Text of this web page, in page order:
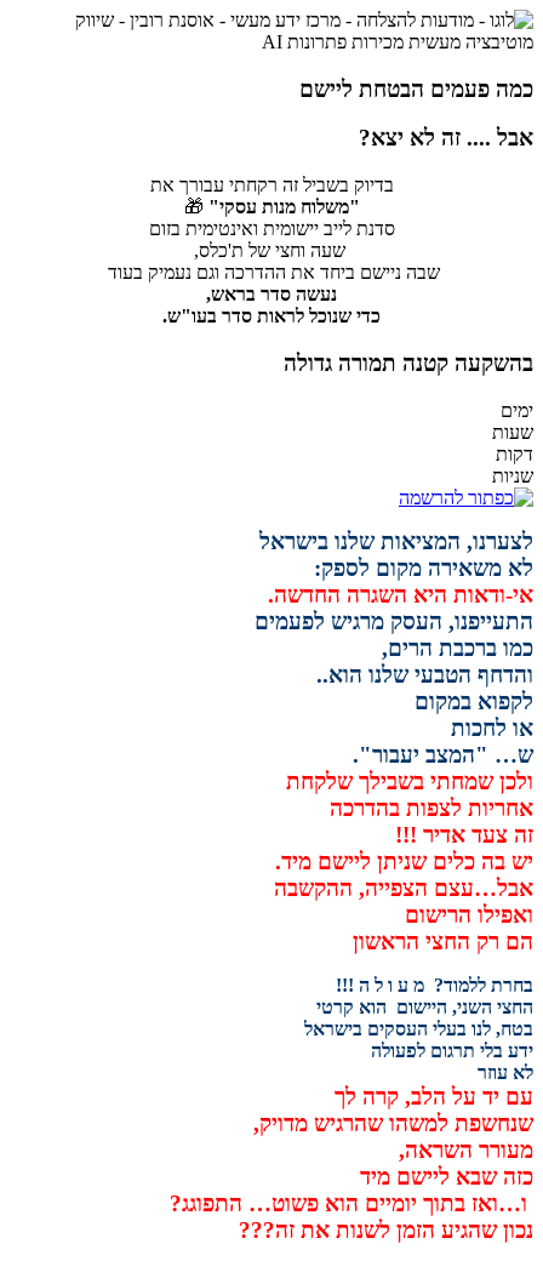
כמה פעמים הבטחת ליישם
אבל .... זה לא יצא?
בדיוק בשביל זה רקחתי עבורך את
"משלוח מנות עסקי" 🎁
סדנת לייב יישומית ואינטימית בזום
שעה וחצי של ת'כלס,
שבה ניישם ביחד את ההדרכה וגם נעמיק בעוד
נעשה סדר בראש,
כדי שנוכל לראות סדר בעו"ש.
בהשקעה קטנה תמורה גדולה
ימים
שעות
דקות
שניות
לצערנו, המציאות שלנו בישראל
לא משאירה מקום לספק:
אי-ודאות היא השגרה החדשה.
התעייפנו, העסק מרגיש לפעמים
כמו ברכבת הרים,
והדחף הטבעי שלנו הוא..
לקפוא במקום
או לחכות
ש… "המצב יעבור".
ולכן שמחתי בשבילך שלקחת
אחריות לצפות בהדרכה
זה צעד אדיר !!!
יש בה כלים שניתן ליישם מיד.
אבל…עצם הצפייה, ההקשבה
ואפילו הרישום
הם רק החצי הראשון
בחרת ללמוד? מ ע ו ל ה !!!
החצי השני, היישום הוא קרטי
בטח, לנו בעלי העסקים בישראל
ידע בלי תרגום לפעולה
לא עוזר
עם יד על הלב, קרה לך
שנחשפת למשהו שהרגיש מדויק,
מעורר השראה,
כזה שבא ליישם מיד
ו…ואז בתוך יומיים הוא פשוט… התפוגג?
נכון שהגיע הזמן לשנות את זה???